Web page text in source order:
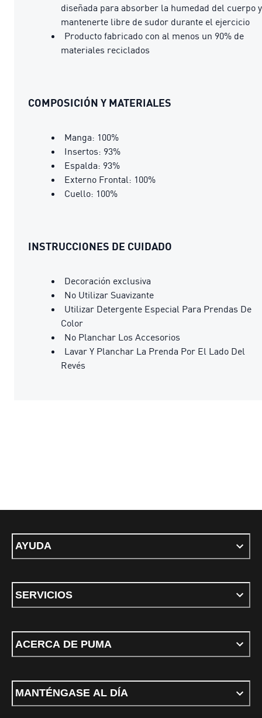
diseñada para absorber la humedad del cuerpo y
mantenerte libre de sudor durante el ejercicio
Producto fabricado con al menos un 90% de
materiales reciclados
COMPOSICIÓN Y MATERIALES
Manga: 100%
Insertos: 93%
Espalda: 93%
Externo Frontal: 100%
Cuello: 100%
INSTRUCCIONES DE CUIDADO
Decoración exclusiva
No Utilizar Suavizante
Utilizar Detergente Especial Para Prendas De
Color
No Planchar Los Accesorios
Lavar Y Planchar La Prenda Por El Lado Del
Revés
AYUDA
SERVICIOS
ACERCA DE PUMA
MANTÉNGASE AL DÍA